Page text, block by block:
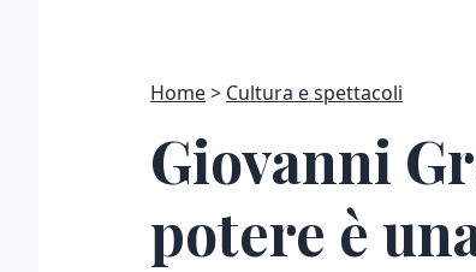
Home Cultura e spettacoli
Giovanni
potere è